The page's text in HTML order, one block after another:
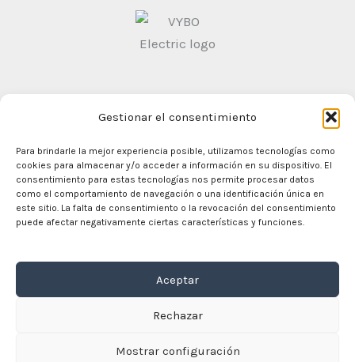
Gestionar el consentimiento
Para brindarle la mejor experiencia posible, utilizamos tecnologías como
cookies para almacenar y/o acceder a información en su dispositivo. El
consentimiento para estas tecnologías nos permite procesar datos
como el comportamiento de navegación o una identificación única en
este sitio. La falta de consentimiento o la revocación del consentimiento
puede afectar negativamente ciertas características y funciones.
Aceptar
Rechazar
Mostrar configuración
Politica de
Privacidad
En casa
Motores eléctricos
Convertidor de frecuencia
Contacto